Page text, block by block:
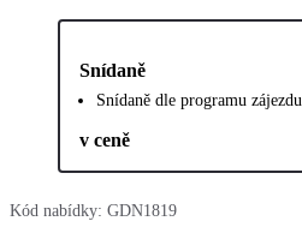
Snídaně
Snídaně dle programu zájezdu.
v ceně
Kód nabídky: GDN1819